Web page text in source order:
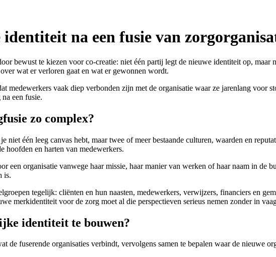
na een fusie van
bewust te kiezen voor co-creatie: niet één partij legt de nieuwe identiteit op, maar
wat er verloren gaat en wat er gewonnen wordt.
medewerkers vaak diep verbonden zijn met de organisatie waar ze jarenlang voor
een fusie.
zo complex?
één leeg canvas hebt, maar twee of meer bestaande culturen, waarden en
hoofden en harten van medewerkers.
een organisatie vanwege haar missie, haar manier van werken of haar naam in de
is.
tegelijk: cliënten en hun naasten, medewerkers, verwijzers, financiers en
merkidentiteit voor de zorg moet al die perspectieven serieus nemen zonder in
identiteit te bouwen?
fuserende organisaties verbindt, vervolgens samen te bepalen waar de nieuwe